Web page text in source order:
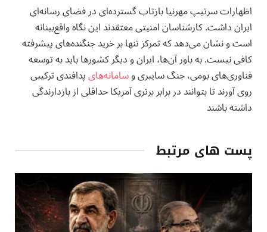
اظهارات سرتیپ مهرنیا بازتاب گسترده‌ای در فضای رسانه‌ای
ایران داشت. کارشناسان امنیتی معتقدند این نگاه واقع‌بینانه
است و نشان می‌دهد که تمرکز تنها بر خرید جنگنده‌های پیشرفته
کافی نیست. به باور آن‌ها، ایران و دیگر کشورها باید به توسعه
فناوری‌های بومی، جنگ سایبری وسامانه‌هایپدافندی ترکیبی
روی آورند تا بتوانند در برابر برتری آمریکا حداقلی از بازدارندگی
داشته باشند
پست های مرتبط